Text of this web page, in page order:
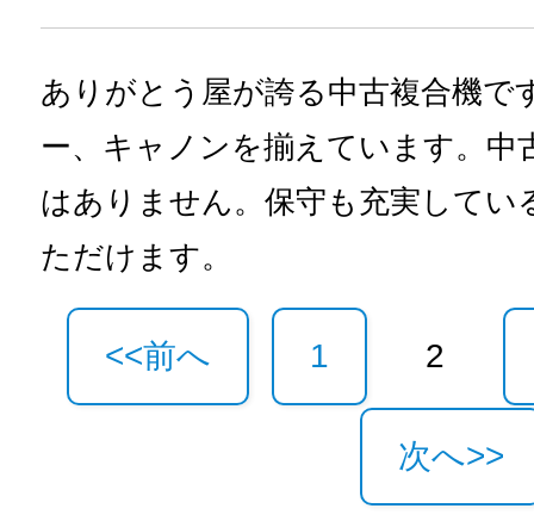
ありがとう屋が誇る中古複合機で
ー、キャノンを揃えています。中
はありません。保守も充実してい
ただけます。
<<前へ 1 2
次へ>>